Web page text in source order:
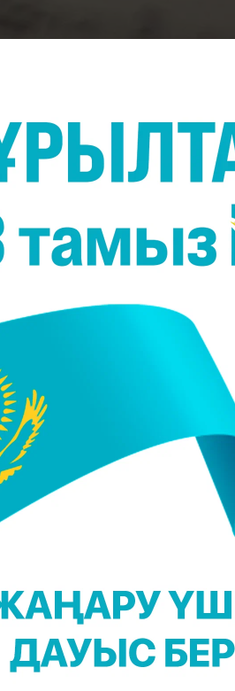
қорытындысы бойынша
туындылары
қарағанда
орындаушысы Эд Ширан
америкалық Тейлор
кейін канадалық поп-
көріліп жинаған еді.
PSY есімді рэперінің
АДЕЛЬ